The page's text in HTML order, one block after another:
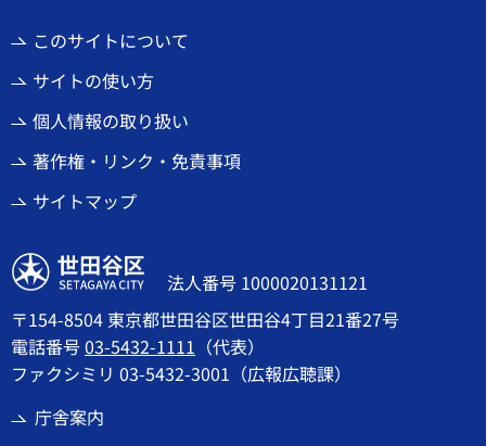
このサイトについて
サイトの使い方
個人情報の取り扱い
著作権・リンク・免責事項
サイトマップ
世田谷区
法人番号 1000020131121
〒154-8504 東京都世田谷区世田谷4丁目21番27号
電話番号03-5432-1111 （代表）
ファクシミリ 03-5432-3001（広報広聴課）
庁舎案内